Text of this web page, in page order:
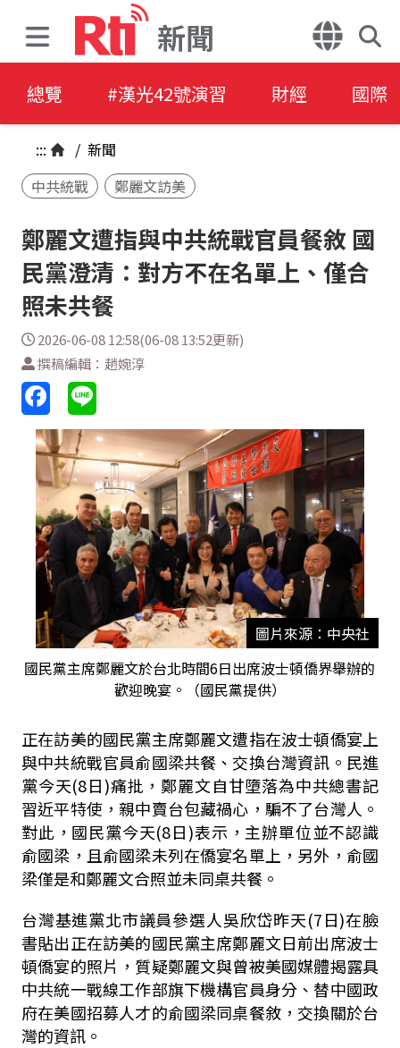
新聞
總覽 #漢光42號演習 財經 國際
::: / 新聞
中共統戰
鄭麗文訪美
鄭麗文遭指與中共統戰官員餐敘 國
民黨澄清：對方不在名單上、僅合
照未共餐
2026-06-08 12:58(06-08 13:52更新)
撰稿編輯：趙婉淳
圖片來源：中央社
國民黨主席鄭麗文於台北時間6日出席波士頓僑界舉辦的
歡迎晚宴。（國民黨提供）
正在訪美的國民黨主席鄭麗文遭指在波士頓僑宴上
與中共統戰官員俞國梁共餐、交換台灣資訊。民進
黨今天(8日)痛批，鄭麗文自甘墮落為中共總書記
習近平特使，親中賣台包藏禍心，騙不了台灣人。
對此，國民黨今天(8日)表示，主辦單位並不認識
俞國梁，且俞國梁未列在僑宴名單上，另外，俞國
梁僅是和鄭麗文合照並未同桌共餐。
台灣基進黨北市議員參選人吳欣岱昨天(7日)在臉
書貼出正在訪美的國民黨主席鄭麗文日前出席波士
頓僑宴的照片，質疑鄭麗文與曾被美國媒體揭露具
中共統一戰線工作部旗下機構官員身分、替中國政
府在美國招募人才的俞國梁同桌餐敘，交換關於台
灣的資訊。